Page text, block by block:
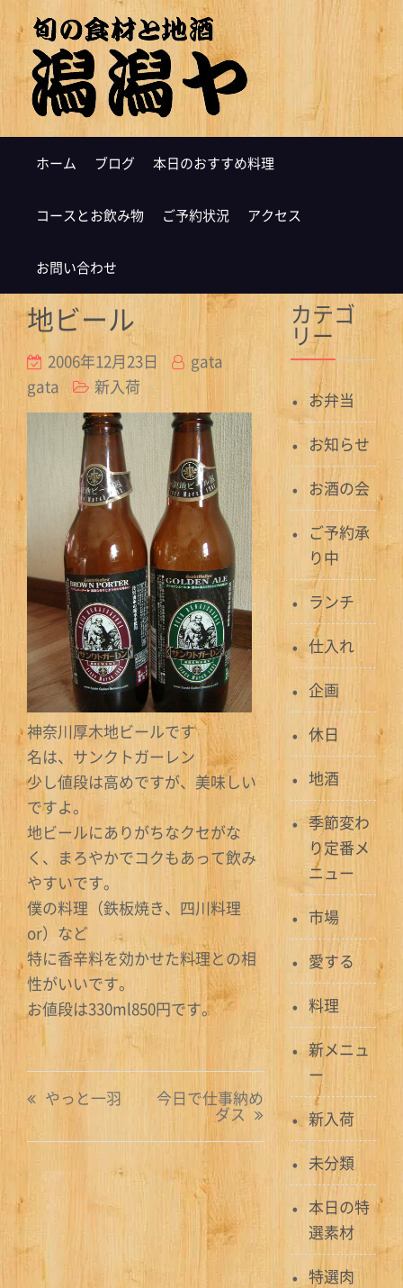
ホーム ブログ 本日のおすすめ料理
コースとお飲み物 ご予約状況 アクセス
お問い合わせ
地ビール
2006年12月23日
gata
gata
新入荷
神奈川厚木地ビールです
名は、サンクトガーレン
少し値段は高めですが、美味しい
ですよ。
地ビールにありがちなクセがな
く、まろやかでコクもあって飲み
やすいです。
僕の料理（鉄板焼き、四川料理
or）など
特に香辛料を効かせた料理との相
性がいいです。
お値段は330ml850円です。
投
ー
やっと一羽 今日で仕事納め
ダス
カテゴ
リー
お弁当
お知らせ
お酒の会
ご予約承
り中
ランチ
仕入れ
企画
休日
地酒
季節変わ
り定番メ
ニュー
市場
愛する
料理
新メニュ
ー
新入荷
未分類
本日の特
選素材
特選肉